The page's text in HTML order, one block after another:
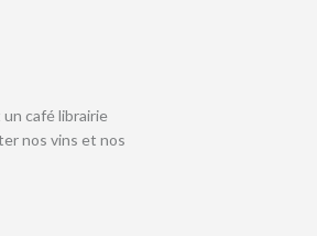
un café librairie
nos vins et nos